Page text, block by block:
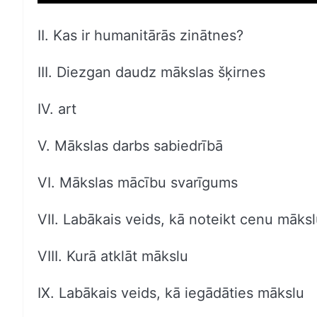
II. Kas ir humanitārās zinātnes?
III. Diezgan daudz mākslas šķirnes
IV. art
V. Mākslas darbs sabiedrībā
VI. Mākslas mācību svarīgums
VII. Labākais veids, kā noteikt cenu
VIII. Kurā atklāt mākslu
IX. Labākais veids, kā iegādāties mākslu